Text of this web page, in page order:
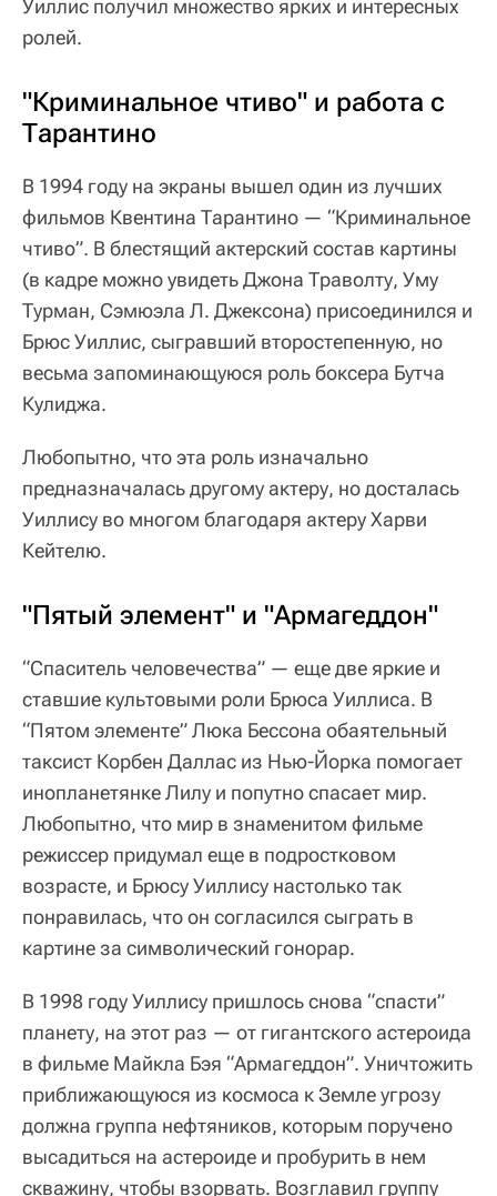
Уиллис получил множество ярких и интересных
ролей.
"Криминальное чтиво" и работа с
Тарантино
В 1994 году на экраны вышел один из лучших
фильмов Квентина Тарантино — “Криминальное
чтиво”. В блестящий актерский состав картины
(в кадре можно увидеть Джона Траволту, Уму
Турман, Сэмюэла Л. Джексона) присоединился и
Брюс Уиллис, сыгравший второстепенную, но
весьма запоминающуюся роль боксера Бутча
Кулиджа.
Любопытно, что эта роль изначально
предназначалась другому актеру, но досталась
Уиллису во многом благодаря актеру Харви
Кейтелю.
"Пятый элемент" и "Армагеддон"
“Спаситель человечества” — еще две яркие и
ставшие культовыми роли Брюса Уиллиса. В
“Пятом элементе” Люка Бессона обаятельный
таксист Корбен Даллас из Нью-Йорка помогает
инопланетянке Лилу и попутно спасает мир.
Любопытно, что мир в знаменитом фильме
режиссер придумал еще в подростковом
возрасте, и Брюсу Уиллису настолько так
понравилась, что он согласился сыграть в
картине за символический гонорар.
В 1998 году Уиллису пришлось снова “спасти”
планету, на этот раз — от гигантского астероида
в фильме Майкла Бэя “Армагеддон”. Уничтожить
приближающуюся из космоса к Земле угрозу
должна группа нефтяников, которым поручено
высадиться на астероиде и пробурить в нем
скважину, чтобы взорвать. Возглавил группу